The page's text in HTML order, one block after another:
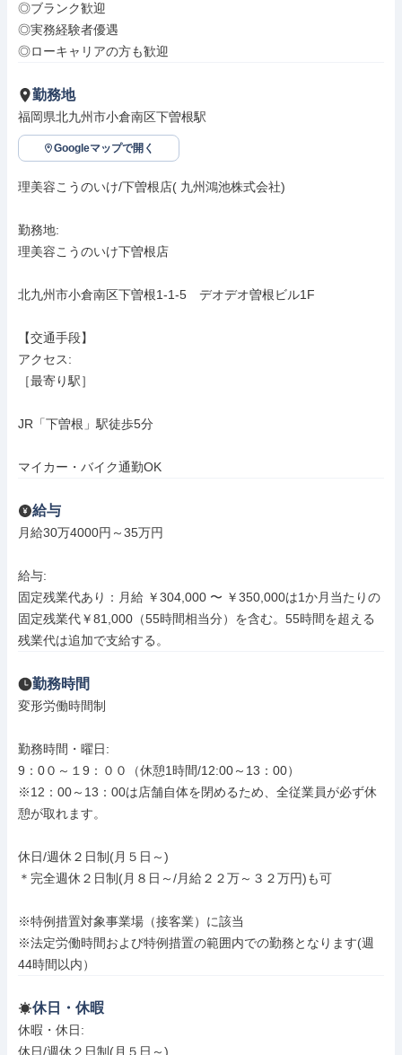
◎ブランク歓迎
◎実務経験者優遇
◎ローキャリアの方も歓迎
勤務地
福岡県北九州市小倉南区下曽根駅
Googleマップで開く
理美容こうのいけ/下曽根店( 九州鴻池株式会社)
勤務地:
理美容こうのいけ下曽根店
北九州市小倉南区下曽根1-1-5　デオデオ曽根ビル1F
【交通手段】
アクセス:
［最寄り駅］
JR「下曽根」駅徒歩5分
マイカー・バイク通勤OK
給与
月給30万4000円～35万円
給与:
固定残業代あり：月給 ￥304,000 〜 ￥350,000は1か月当たりの
固定残業代￥81,000（55時間相当分）を含む。55時間を超える
残業代は追加で支給する。
勤務時間
変形労働時間制
勤務時間・曜日:
9：0０～１9：００（休憩1時間/12:00～13：00）
※12：00～13：00は店舗自体を閉めるため、全従業員が必ず休
憩が取れます。
休日/週休２日制(月５日～)
＊完全週休２日制(月８日～/月給２２万～３２万円)も可
※特例措置対象事業場（接客業）に該当
※法定労働時間および特例措置の範囲内での勤務となります(週
44時間以内）
休日・休暇
休暇・休日:
休日/週休２日制(月５日～)